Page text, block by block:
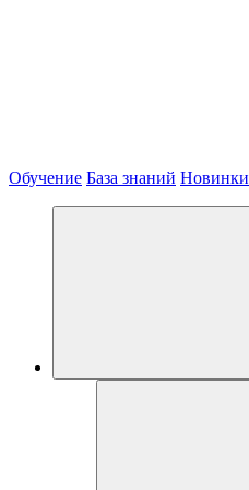
Обучение База знаний Новинки